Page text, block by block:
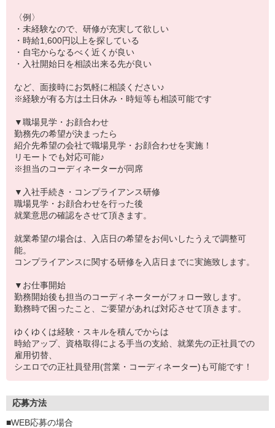
〈例〉
・未経験なので、研修が充実して欲しい
・時給1,600円以上を探している
・自宅からなるべく近くが良い
・入社開始日を相談出来る先が良い
など、面接時にお気軽に相談ください♪
※経験が有る方は土日休み・時短等も相談可能です
▼職場見学・お顔合わせ
勤務先の希望が決まったら
紹介先希望の会社で職場見学・お顔合わせを実施！
リモートでも対応可能♪
※担当のコーディネーターが同席
▼入社手続き・コンプライアンス研修
職場見学・お顔合わせを行った後
就業意思の確認をさせて頂きます。
就業希望の場合は、入店日の希望をお伺いしたうえで調整可
能。
コンプライアンスに関する研修を入店日までに実施致します。
▼お仕事開始
勤務開始後も担当のコーディネーターがフォロー致します。
勤務時で困ったこと、ご要望があれば対応させて頂きます。
ゆくゆくは経験・スキルを積んでからは
時給アップ、資格取得による手当の支給、就業先の正社員での
雇用切替、
シエロでの正社員登用(営業・コーディネーター)も可能です！
応募方法
■WEB応募の場合